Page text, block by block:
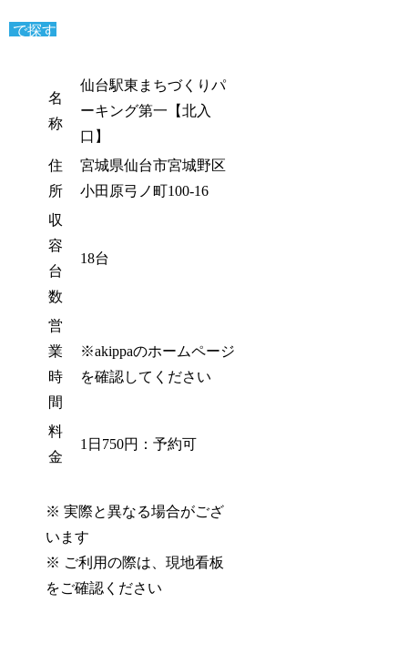
で探す
名
称
仙台駅東まちづくりパ
ーキング第一【北入
口】
住
所
宮城県仙台市宮城野区
小田原弓ノ町100-16
収
容
台
数
18台
営
業
時
間
※akippaのホームページ
を確認してください
料
金
1日750円：予約可
※ 実際と異なる場合がござ
います
※ ご利用の際は、現地看板
をご確認ください